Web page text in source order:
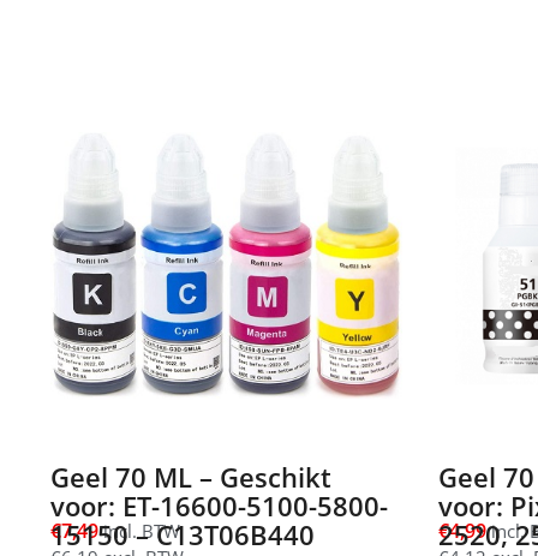
Geel 70 ML – Geschikt
voor: ET-16600-5100-5800-
15150 – C13T06B440
€7,49incl. BTW
Geel
voor:
2520,
€4,99incl.